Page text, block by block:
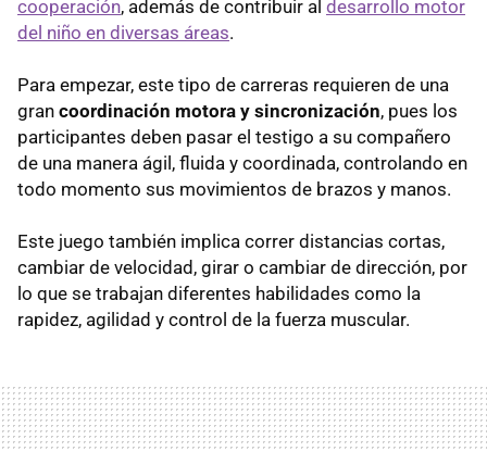
cooperación, además de contribuir al desarrollo motor
del niño en diversas áreas.
Para empezar, este tipo de carreras requieren de una
gran coordinación motora y sincronización, pues los
participantes deben pasar el testigo a su compañero
de una manera ágil, fluida y coordinada, controlando en
todo momento sus movimientos de brazos y manos.
Este juego también implica correr distancias cortas,
cambiar de velocidad, girar o cambiar de dirección, por
lo que se trabajan diferentes habilidades como la
rapidez, agilidad y control de la fuerza muscular.